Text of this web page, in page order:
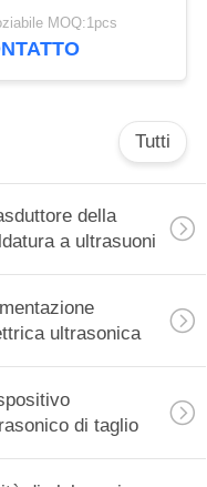
facile da
MOQ:1pcs
Tutti
della
a ultrasuoni
ultrasonica
di taglio